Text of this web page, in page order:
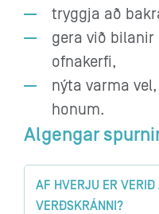
tryggja að
gera við
ofnakerfi,
nýta varma
honum.
Algengar
AF HVERJU ER
VERÐSKRÁNNI?